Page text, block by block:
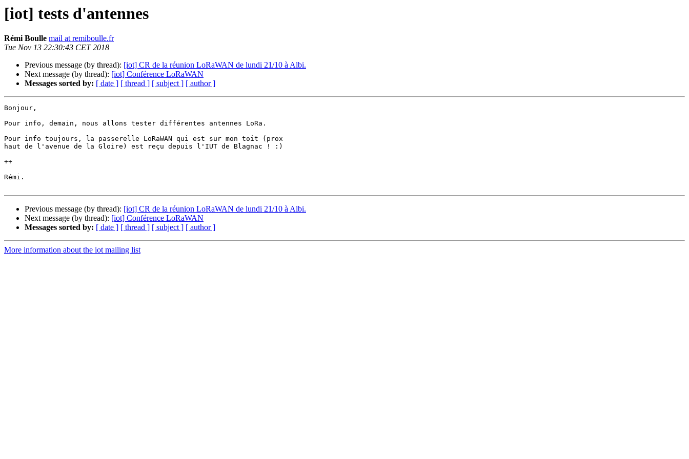
[iot] tests d'antennes
Rémi Boulle mail at remiboulle.fr
Tue Nov 13 22:30:43 CET 2018
Previous message (by thread): [iot] CR de la réunion LoRaWAN de lundi 21/10 à Albi.
Next message (by thread): [iot] Conférence LoRaWAN
Messages sorted by: [ date ] [ thread ] [ subject ] [ author ]
Bonjour,
Pour info, demain, nous allons tester différentes antennes LoRa.
Pour info toujours, la passerelle LoRaWAN qui est sur mon toit (prox
haut de l'avenue de la Gloire) est reçu depuis l'IUT de Blagnac ! :)
++
Rémi.
Previous message (by thread): [iot] CR de la réunion LoRaWAN de lundi 21/10 à Albi.
Next message (by thread): [iot] Conférence LoRaWAN
Messages sorted by: [ date ] [ thread ] [ subject ] [ author ]
More information about the iot mailing list